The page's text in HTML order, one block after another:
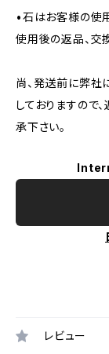
•石はお客様の使
使用後の返品、交
尚、発送前に弊社
しておりますので
承下さい。
レビュー